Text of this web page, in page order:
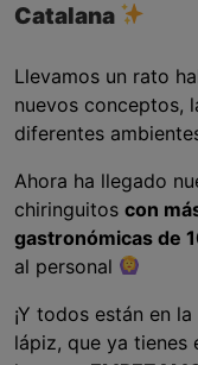
Catalana
Llevamos un rato
nuevos conceptos,
diferentes
Ahora ha llegado
chiringuitos con
gastronómicas de
al personal
¡Y todos están en
lápiz, que ya tienes